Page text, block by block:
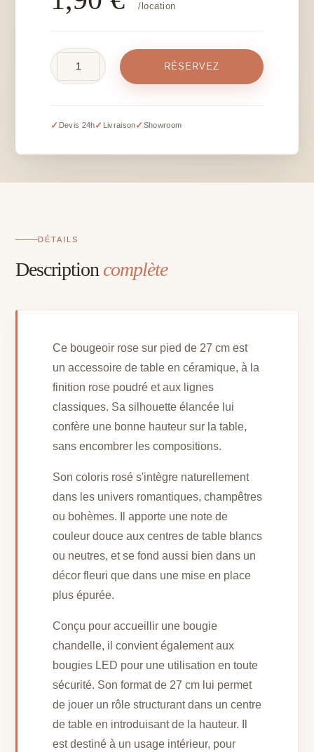
/location
sur
-
RÉSERVEZ
✓ Devis 24h✓ Livraison✓ Showroom
DÉTAILS
Description complète
Ce bougeoir rose sur pied de 27 cm est
un accessoire de table en céramique, à la
finition rose poudré et aux lignes
classiques. Sa silhouette élancée lui
confère une bonne hauteur sur la table,
sans encombrer les compositions.
Son coloris rosé s'intègre naturellement
dans les univers romantiques, champêtres
ou bohèmes. Il apporte une note de
couleur douce aux centres de table blancs
ou neutres, et se fond aussi bien dans un
décor fleuri que dans une mise en place
plus épurée.
Conçu pour accueillir une bougie
chandelle, il convient également aux
bougies LED pour une utilisation en toute
sécurité. Son format de 27 cm lui permet
de jouer un rôle structurant dans un centre
de table en introduisant de la hauteur. Il
est destiné à un usage intérieur, pour